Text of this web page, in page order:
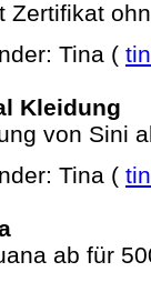
Zertifikat
Tina (
Kleidung
von Sini
Tina (
ab für